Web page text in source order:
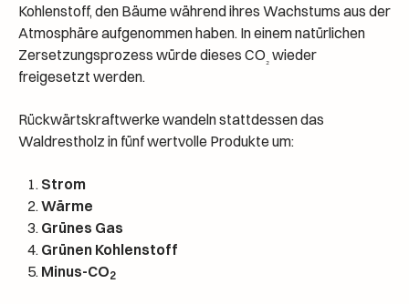
Kohlenstoff, den Bäume während ihres Wachstums aus der
Atmosphäre aufgenommen haben. In einem natürlichen
Zersetzungsprozess würde dieses CO₂ wieder
freigesetzt werden.
Rückwärtskraftwerke wandeln stattdessen das
Waldrestholz in fünf wertvolle Produkte um:
Strom
Wärme
Grünes Gas
Grünen Kohlenstoff
Minus-CO2